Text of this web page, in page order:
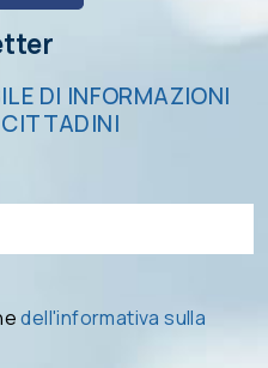
DI INFORMAZIONI
CITTADINI
dell'informativa sulla